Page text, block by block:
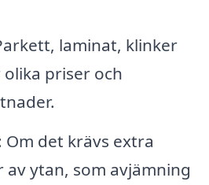
laminat, klinker
priser och
det krävs extra
ytan, som avjämning